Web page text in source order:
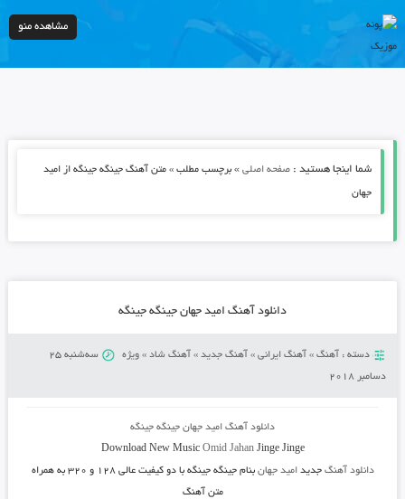
مشاهده منو
شما اینجا هستید : صفحه اصلی» برچسب مطلب » متن آهنگ جینگه جینگه از امید
جهان
دانلود آهنگ امید جهان جینگه جینگه
دسته : آهنگ» آهنگ ایرانی» آهنگ جدید» آهنگ شاد» ویژه
سه‌شنبه 25
دسامبر 2018
دانلود آهنگ امید جهان جینگه جینگه
Download New Music Omid JahanJinge Jinge
دانلود آهنگ جدیدامید جهان بنام جینگه جینگه
با دو کیفیت عالی ۱۲۸ و ۳۲۰ به همراه
متن آهنگ